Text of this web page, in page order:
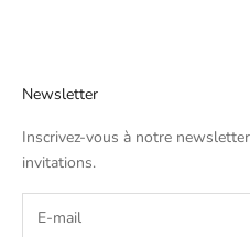
Newsletter
Inscrivez-vous à notre
invitations.